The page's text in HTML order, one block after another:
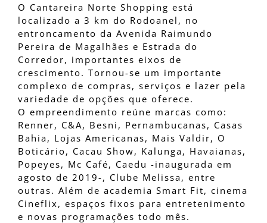
O Cantareira Norte Shopping está
localizado a 3 km do Rodoanel, no
entroncamento da Avenida Raimundo
Pereira de Magalhães e Estrada do
Corredor, importantes eixos de
crescimento. Tornou-se um importante
complexo de compras, serviços e lazer pela
variedade de opções que oferece.
O empreendimento reúne marcas como:
Renner, C&A, Besni, Pernambucanas, Casas
Bahia, Lojas Americanas, Mais Valdir, O
Boticário, Cacau Show, Kalunga, Havaianas,
Popeyes, Mc Café, Caedu -inaugurada em
agosto de 2019-, Clube Melissa, entre
outras. Além de academia Smart Fit, cinema
Cineflix, espaços fixos para entretenimento
e novas programações todo mês.